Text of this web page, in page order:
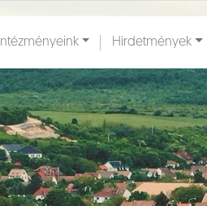
Intézményeink Hirdetmények